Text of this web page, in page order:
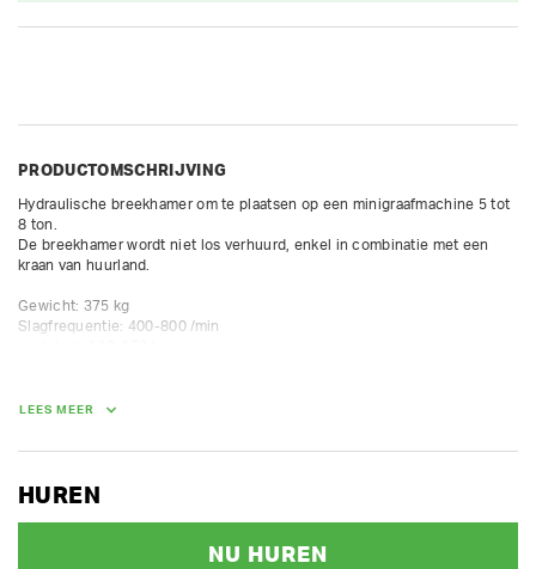
PRODUCTOMSCHRIJVING
Hydraulische breekhamer om te plaatsen op een minigraafmachine 5 tot
8 ton.
De breekhamer wordt niet los verhuurd, enkel in combinatie met een
kraan van huurland.
Gewicht: 375 kg
Slagfrequentie: 400-800 /min
snelkoppelplaat CW10
LEES MEER
HUREN
NU HUREN